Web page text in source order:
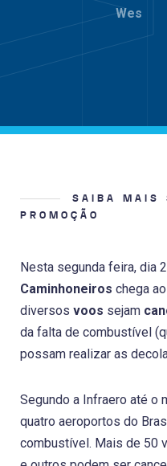
Wes
SAIBA MAIS
PROMOÇÃO
Nesta segunda feira, dia
Caminhoneiros chega
diversos voos sejam
da falta de combustível
possam realizar as
Segundo a Infraero até o
quatro aeroportos do
combustível. Mais de 50